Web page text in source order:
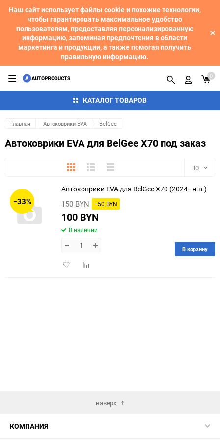
Наш сайт использует файлы cookie и похожие технологии,
чтобы гарантировать максимальное удобство
пользователям, предоставляя персонализированную
информацию, запоминая предпочтения в области
маркетинга и продукции, а также помогая получить
правильную информацию.
КАТАЛОГ ТОВАРОВ
0
Главная Автоковрики EVA BelGee
Автоковрики EVA для BelGee X70 под заказ
ПлиткаПодробноКомпактно 30
30
150
−33%
Автоковрики EVA для BelGee X70 (2024 - н.в.)
150 BYN −50 BYN
100 BYN
В наличии
ДобавитьДобавить
В корзину
наверх
КОМПАНИЯ